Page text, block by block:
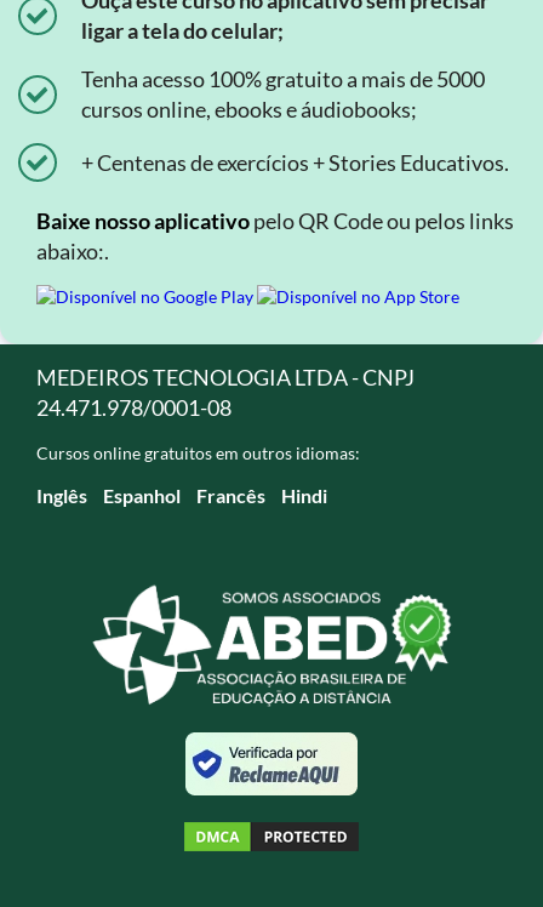
ligar a tela do celular;
Tenha acesso 100% gratuito a mais de 5000
cursos online, ebooks e áudiobooks;
+ Centenas de exercícios + Stories Educativos.
Baixe nosso aplicativopelo QR Code ou pelos links
abaixo:.
MEDEIROS TECNOLOGIA LTDA - CNPJ
24.471.978/0001-08
Cursos online gratuitos em outros idiomas:
Inglês Espanhol Francês Hindi